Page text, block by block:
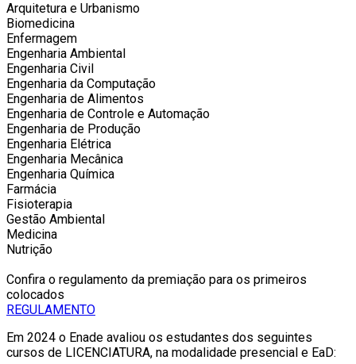
Arquitetura e Urbanismo
Biomedicina
Enfermagem
Engenharia Ambiental
Engenharia Civil
Engenharia da Computação
Engenharia de Alimentos
Engenharia de Controle e Automação
Engenharia de Produção
Engenharia Elétrica
Engenharia Mecânica
Engenharia Química
Farmácia
Fisioterapia
Gestão Ambiental
Medicina
Nutrição
Confira o regulamento da premiação para os primeiros
colocados
REGULAMENTO
Em 2024 o Enade avaliou os estudantes dos seguintes
cursos de LICENCIATURA, na modalidade presencial e EaD: